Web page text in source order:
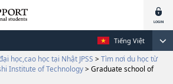
Tiếng Việt
học,cao học tại Nhật JPSS > Tìm nơi du học từ
Institute of Technology> Graduate school of